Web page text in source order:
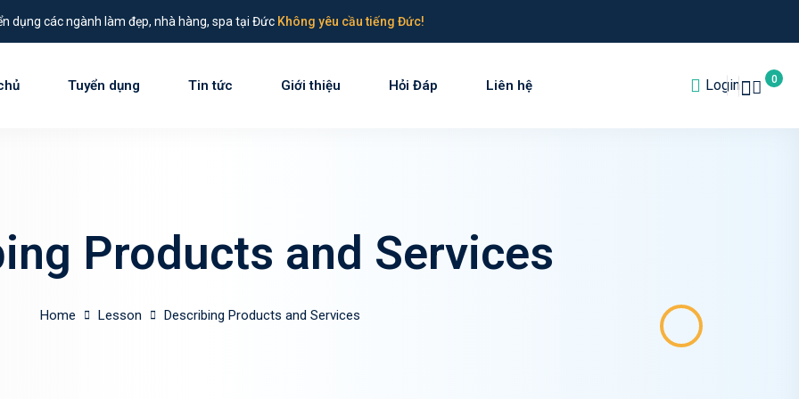
dụng các ngành làm đẹp, nhà hàng, spa tại Đức Không yêu cầu tiếng Đức!
Tuyển dụng Tin tức Giới thiệu Hỏi Đáp Liên hệ Login 0
Products and Services
Home Lesson Describing Products and Services
Sign in
Don’t have an account?Sign up